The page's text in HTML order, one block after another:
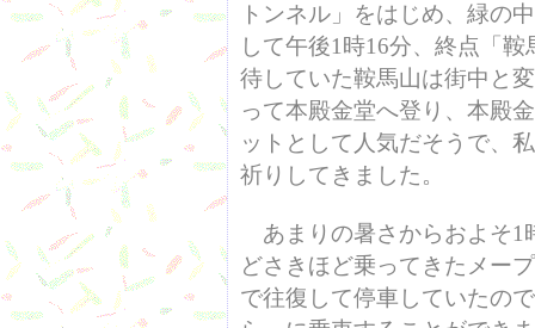
トンネル」をはじめ、緑の
して午後1時16分、終点「
待していた鞍馬山は街中と
って本殿金堂へ登り、本殿
ットとして人気だそうで、
祈りしてきました。
あまりの暑さからおよそ1
どさきほど乗ってきたメー
で往復して停車していたの